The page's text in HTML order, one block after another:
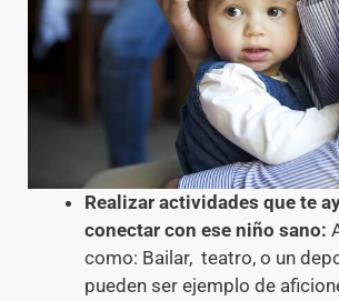
Realizar actividades que te
conectar con ese niño sano:
como: Bailar, teatro, o un
pueden ser ejemplo de